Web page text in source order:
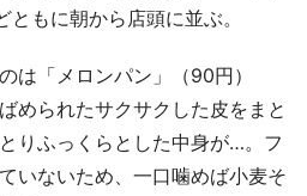
もに朝から店頭に並ぶ。
は「メロンパン」（90円）
められたサクサクした皮をまと
りふっくらとした中身が…。フ
いないため、一口噛めば小麦そ